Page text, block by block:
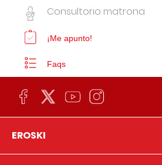
Consultorio matrona
¡Me apunto!
Faqs
EROSKI